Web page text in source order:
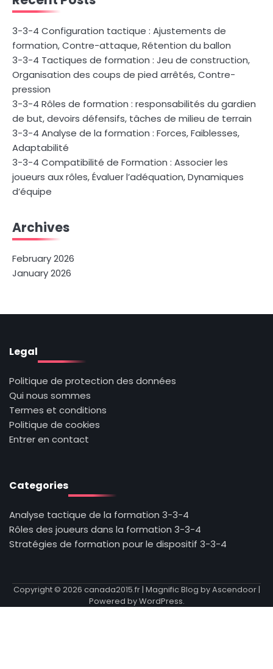
3-3-4 Configuration tactique : Ajustements de
formation, Contre-attaque, Rétention du ballon
3-3-4 Tactiques de formation : Jeu de construction,
Organisation des coups de pied arrêtés, Contre-
pression
3-3-4 Rôles de formation : responsabilités du gardien
de but, devoirs défensifs, tâches de milieu de terrain
3-3-4 Analyse de la formation : Forces, Faiblesses,
Adaptabilité
3-3-4 Compatibilité de Formation : Associer les
joueurs aux rôles, Évaluer l’adéquation, Dynamiques
d’équipe
Archives
February 2026
January 2026
Legal
Politique de protection des données
Qui nous sommes
Termes et conditions
Politique de cookies
Entrer en contact
Categories
Analyse tactique de la formation 3-3-4
Rôles des joueurs dans la formation 3-3-4
Stratégies de formation pour le dispositif 3-3-4
Copyright © 2026 canada2015.fr| Magnific Blog byAscendoor|
Powered byWordPress.